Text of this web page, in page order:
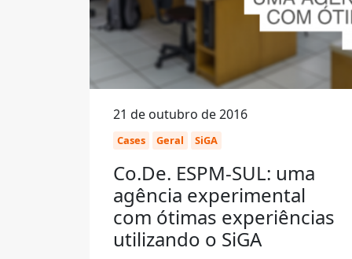
21 de outubro de 2016
Cases Geral SiGA
Co.De. ESPM-SUL: uma
agência experimental
com ótimas experiências
utilizando o SiGA